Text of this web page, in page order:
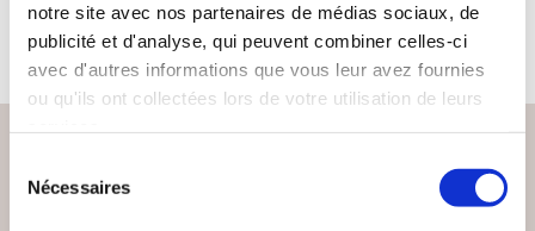
notre site avec nos partenaires de médias sociaux, de
publicité et d'analyse, qui peuvent combiner celles-ci
avec d'autres informations que vous leur avez fournies
ou qu'ils ont collectées lors de votre utilisation de leurs
Nécessaires
Cet auteur ne propose pas de livre à la vente sur notre site
pour le moment.